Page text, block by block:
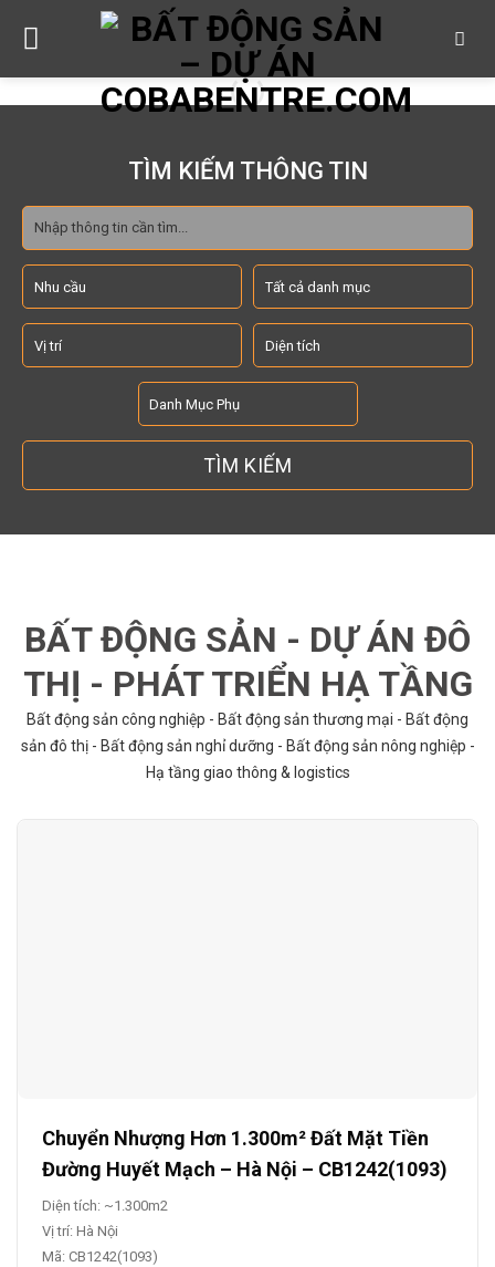
TÌM KIẾM THÔNG TIN
BẤT ĐỘNG SẢN - DỰ ÁN ĐÔ
THỊ - PHÁT TRIỂN HẠ TẦNG
Bất động sản công nghiệp - Bất động sản thương mại - Bất động
sản đô thị - Bất động sản nghỉ dưỡng - Bất động sản nông nghiệp -
Hạ tầng giao thông & logistics
Chuyển Nhượng Hơn 1.300m² Đất Mặt Tiền
Đường Huyết Mạch – Hà Nội – CB1242(1093)
Diện tích: ~1.300m2
Vị trí: Hà Nội
Mã: CB1242(1093)